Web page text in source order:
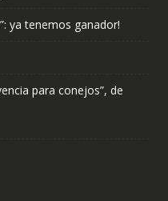
ya tenemos ganador!
para conejos”, de